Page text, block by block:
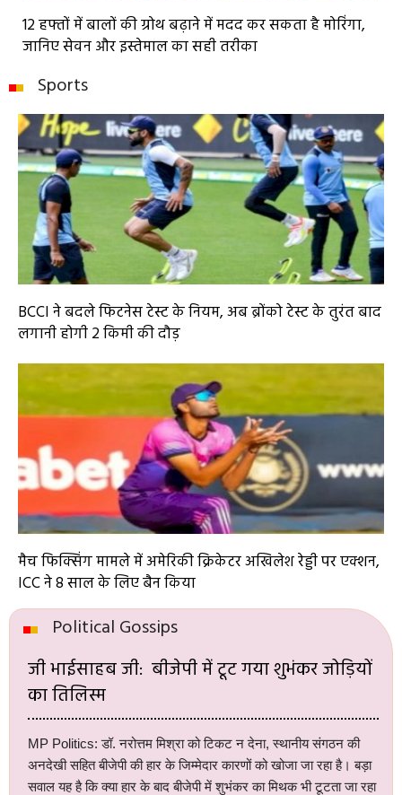
12 हफ्तों में बालों की ग्रोथ बढ़ाने में मदद कर सकता है मोरिंगा,
जानिए सेवन और इस्तेमाल का सही तरीका
Sports
BCCI ने बदले फिटनेस टेस्ट के नियम, अब ब्रोंको टेस्ट के तुरंत बाद
लगानी होगी 2 किमी की दौड़
मैच फिक्सिंग मामले में अमेरिकी क्रिकेटर अखिलेश रेड्डी पर एक्शन,
ICC ने 8 साल के लिए बैन किया
Political Gossips
जी भाईसाहब जी: बीजेपी में टूट गया शुभंकर जोड़ियों
का तिलिस्म
MP Politics: डॉ. नरोत्तम मिश्रा को टिकट न देना, स्थानीय संगठन की
अनदेखी सहित बीजेपी की हार के जिम्मेदार कारणों को खोजा जा रहा है। बड़ा
सवाल यह है कि क्या हार के बाद बीजेपी में शुभंकर का मिथक भी टूटता जा रहा